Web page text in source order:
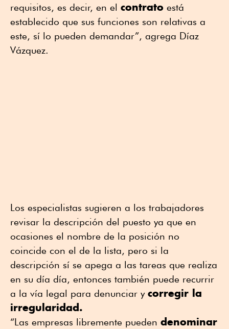
requisitos, es decir, en el contrato está
establecido que sus funciones son relativas a
este, sí lo pueden demandar”, agrega Díaz
Vázquez.
Los especialistas sugieren a los trabajadores
revisar la descripción del puesto ya que en
ocasiones el nombre de la posición no
coincide con el de la lista, pero si la
descripción sí se apega a las tareas que realiza
en su día día, entonces también puede recurrir
a la vía legal para denunciar y corregir la
irregularidad.
“Las empresas libremente pueden denominar